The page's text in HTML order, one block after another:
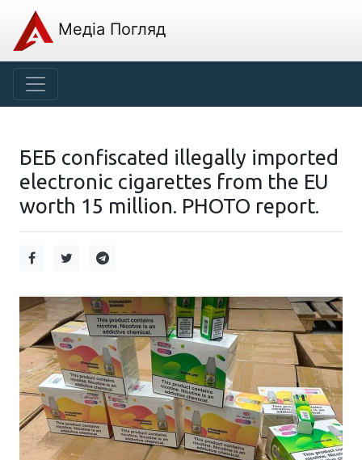
Медіа Погляд
БЕБ confiscated illegally imported
electronic cigarettes from the EU
worth 15 million. PHOTO report.